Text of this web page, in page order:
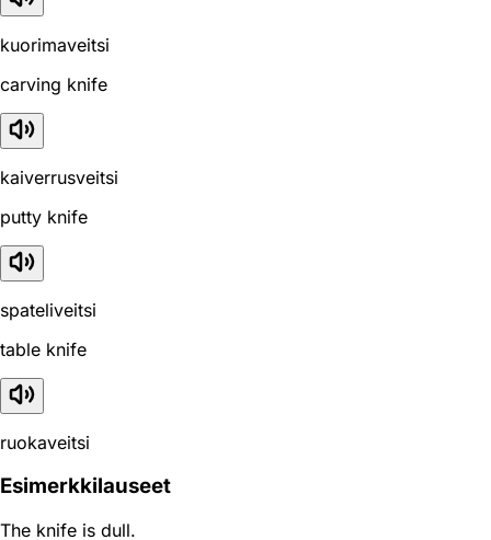
kuorimaveitsi
carving knife
kaiverrusveitsi
putty knife
spateliveitsi
table knife
ruokaveitsi
Esimerkkilauseet
The knife is dull.